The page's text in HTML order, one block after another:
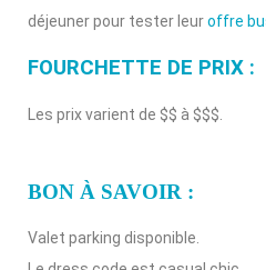
déjeuner pour tester leuroffre
FOURCHETTE DE PRIX :
Les prix varient de $$ à $$$.
BON À SAVOIR :
Valet parking disponible.